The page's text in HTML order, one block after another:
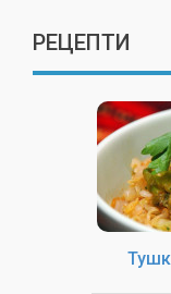
РЕЦЕПТИ